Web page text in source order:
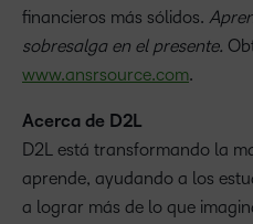
financieros más sólidos.
sobresalga en el presente.
www.ansrsource.com.
Acerca de D2L
D2L está transformando la
aprende, ayudando a los
a lograr más de lo que